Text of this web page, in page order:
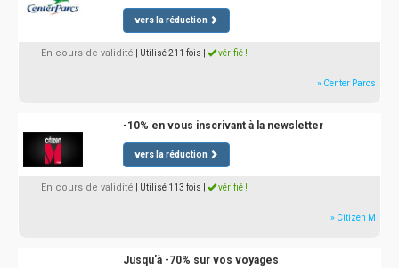
vers la réduction
En cours de validité | Utilisé 211 fois vérifié !
» Center Parcs
-10% en vous inscrivant à la newsletter
vers la réduction
En cours de validité | Utilisé 113 fois vérifié !
» Citizen M
Jusqu'à -70% sur vos voyages